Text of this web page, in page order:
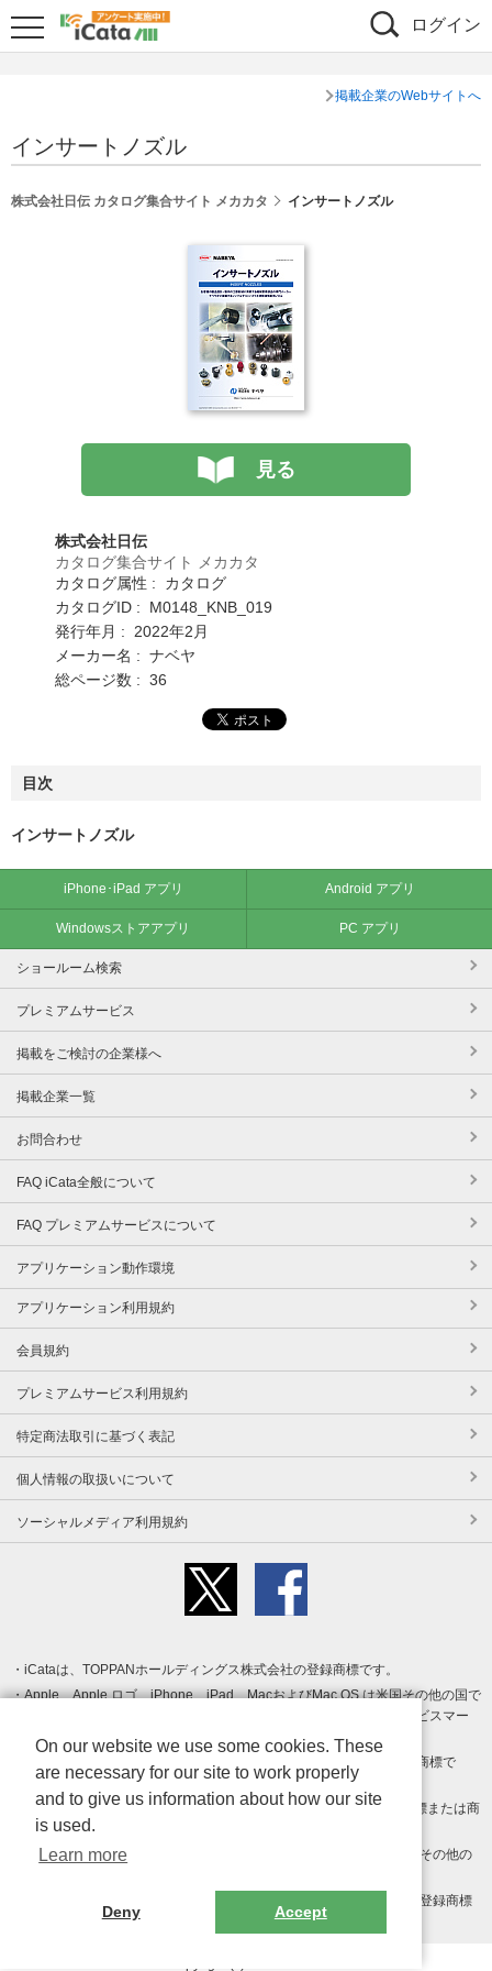
ログイン
掲載企業のWebサイトへ
インサートノズル
株式会社日伝 カタログ集合サイト メカカタ インサートノズル
見る
株式会社日伝
カタログ集合サイト メカカタ
カタログ属性 : カタログ
カタログID : M0148_KNB_019
発行年月 : 2022年2月
メーカー名 : ナベヤ
総ページ数 : 36
目次
インサートノズル
iPhone･iPad アプリ Android アプリ
Windowsストアアプリ PC アプリ
ショールーム検索
プレミアムサービス
掲載をご検討の企業様へ
掲載企業一覧
お問合わせ
FAQ iCata全般について
FAQ プレミアムサービスについて
アプリケーション動作環境
アプリケーション利用規約
会員規約
プレミアムサービス利用規約
特定商法取引に基づく表記
個人情報の取扱いについて
ソーシャルメディア利用規約
iCataは、TOPPANホールディングス株式会社の登録商標です。
Apple、Apple ロゴ、iPhone、iPad、MacおよびMac OS は米国その他の国で
登録された Apple Inc. の商標です。App Store は Apple Inc. のサービスマー
クです。
Android、Google Play および Google Play ロゴ は Google LLC の商標で
す。
Windows は Microsoft Inc.の米国およびその他の国における登録商標または商
標です。
Adobe、Adobe Reader、Adobe PDF は、Adobe Inc.の米国およびその他の
その他、記載されている会社名、商品名、ロゴは各社の商標または登録商標
On our website we use some cookies. These
are necessary for our site to work properly
and to give us information about how our site
is used.
Learn more
Deny Accept